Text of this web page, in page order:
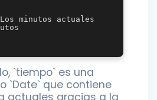
minutos actuales
`tiempo` es una
`Date` que contiene